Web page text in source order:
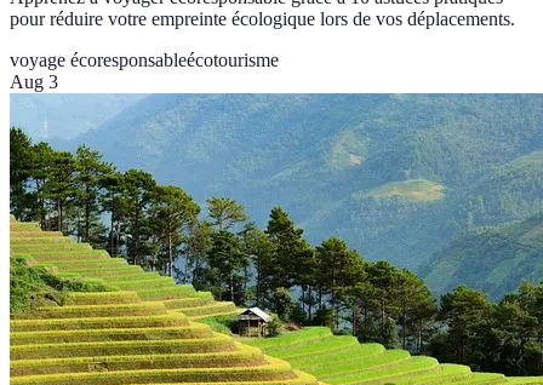
pour réduire votre empreinte écologique lors de vos déplacements.
voyage écoresponsableécotourisme
Aug 3